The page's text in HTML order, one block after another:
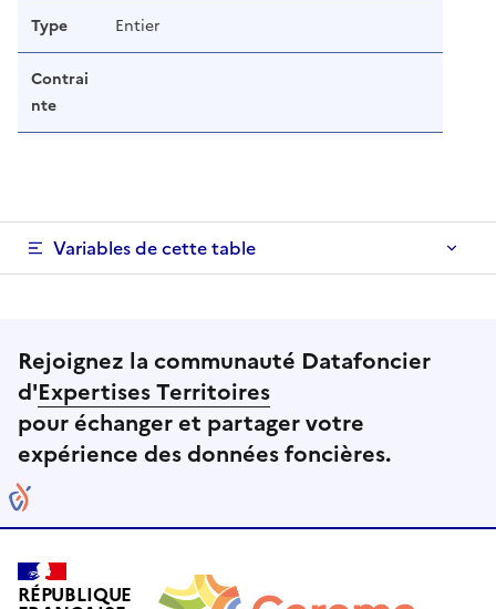
Type Entier
Contrai
nte
Variables de cette table
Rejoignez la communauté Datafoncier
d'Expertises Territoires
pour échanger et partager votre
expérience des données foncières.
RÉPUBLIQUE